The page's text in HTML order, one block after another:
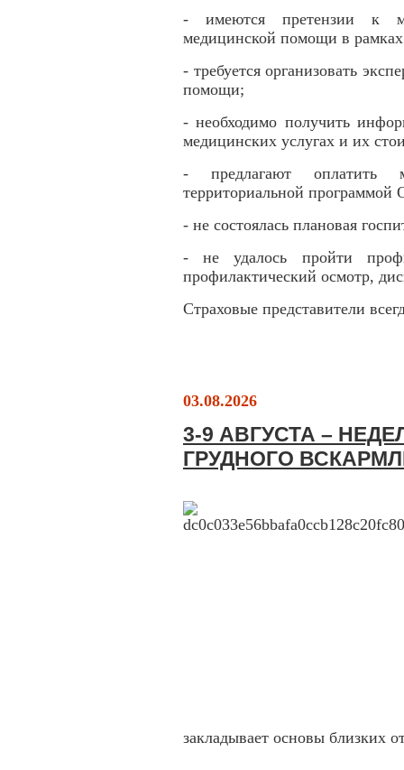
- имеются претензии к
медицинской помощи в
- требуется организовать
помощи;
- необходимо получить
медицинских услугах и их
- предлагают оплатить
территориальной
- не состоялась плановая
- не удалось пройти
профилактический осмотр,
Страховые представители
03.08.2026
3-9 АВГУСТА –
ГРУДНОГО
закладывает основы близких